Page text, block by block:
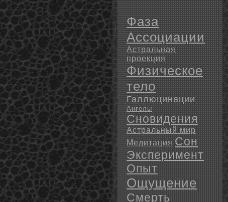
Фаза
Ассоциации
Астральная
проекция
Физическое
тело
Галлюцинации
Ангелы
Сновидения
Астральный мир
Медитация Сон
Эксперимент
Опыт
Ощущение
Смерть